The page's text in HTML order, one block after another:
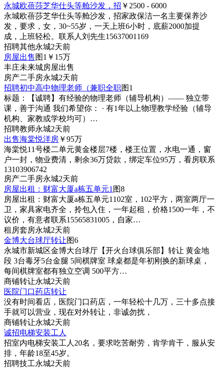
永城欧蓓莎芝华仕头等舱沙发，招 ￥2500 - 6000
永城欧蓓莎芝华仕头等舱沙发，招家政保洁一名主要保养沙
发，要求，女，30~55岁，一天上班6小时，底薪2000加提
成，上班轻松。联系人刘先生15637001169
招聘其他永城2天前
房屋出售 图1 ￥15万
丰庄未来城房屋出售
房产二手房永城2天前
招聘初中高中物理老师（兼职全职图1
标题：【诚聘】有经验的物理老师（辅导机构）—— 独立带
课，善于沟通 我们希望你： · 有1年以上物理教学经验（辅导
机构、家教或学校均可）…
招聘教师永城2天前
出售海棠悦洋房 ￥95万
海棠悦11号楼二单元黄金楼层7楼，楼王位置，水电一通，窗
户一封，物业费清，剩余36万贷款，绑定车位95万，看房联系
13103906742
房产二手房永城2天前
房屋出租：财富大厦a栋五单元1 图8
房屋出租：财富大厦a栋五单元1102室，102平方，两室两厅一
卫，家具家电齐全，拎包入住，一年起租，价格1500一年，不
议价，有意者联系15565831005，自家…
租房套房永城2天前
金博大台球厅转让图6
永城市新城区金博大台球厅【开火台球俱乐部】转让 黄金地
段 3台毒牙5台金腿 5间棋牌室 球桌都是年初刚换的新球桌，
每间棋牌室都有独立空调 500平方…
商铺转让永城2天前
医院门口药店转让
没有时间看店，医院门口药店，一年轻松十几万，三十多点接
手就可以营业，现在对外转让，非诚勿扰，
商铺转让永城2天前
诚招电梯安装工人
招室内电梯安装工人20名，要求吃苦耐劳，肯学肯干，服从安
排，年龄18至45岁。
招聘技工永城2天前